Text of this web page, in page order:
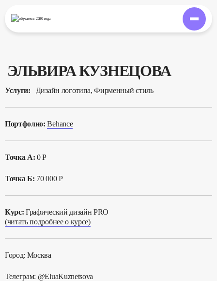
обучаемс 2020 года
ЭЛЬВИРА КУЗНЕЦОВА
Услуги: Дизайн логотипа, Фирменный стиль
Портфолио:Behance
Точка А: 0 Р
Точка Б: 70 000 Р
Курс:Графический дизайн PRO
(читать подробнее о курсе)
Город: Москва
Телеграм: @EluaKuznetsova